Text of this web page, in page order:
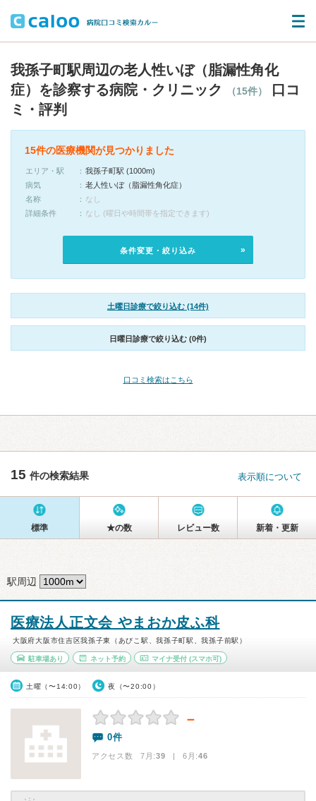
我孫子町駅周辺の老人性いぼ（脂漏性角化
症）を診察する病院・クリニック
（15件）
口コ
ミ・評判
15件の医療機関が見つかりました
エリア・駅
我孫子町駅 (1000m)
病気
老人性いぼ（脂漏性角化症）
名称
なし
詳細条件
なし (曜日や時間帯を指定できます)
条件変更・絞り込み
土曜日診療で絞り込む (14件)
日曜日診療で絞り込む (0件)
口コミ検索はこちら
15 件の検索結果 表示順について
標準 ★の数 レビュー数 新着・更新
駅周辺
医療法人正文会 やまおか皮ふ科
大阪府大阪市住吉区我孫子東（あびこ駅、我孫子町駅、我孫子前駅）
駐車場あり ネット予約 マイナ受付 (スマホ可)
土曜（〜14:00） 夜（〜20:00）
－
0件
アクセス数 7月:39 | 6月:46